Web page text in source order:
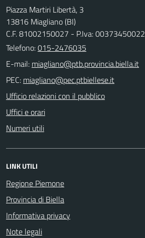
Piazza Martiri Libertà, 3
13816 Miagliano (BI)
C.F. 81002150027 - P.Iva: 00373450022
Telefono:015-2476035
E-mail:
PEC:
Ufficio relazioni con il pubblico
Uffici e orari
Numeri utili
LINK UTILI
Regione Piemone
Provincia di Biella
Informativa privacy
Note legali